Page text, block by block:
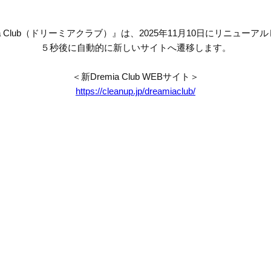
Club（ドリーミアクラブ）』は、2025年11月10日にリニューアル
５秒後に自動的に新しいサイトへ遷移します。
＜新Dremia Club WEBサイト＞
https://cleanup.jp/dreamiaclub/